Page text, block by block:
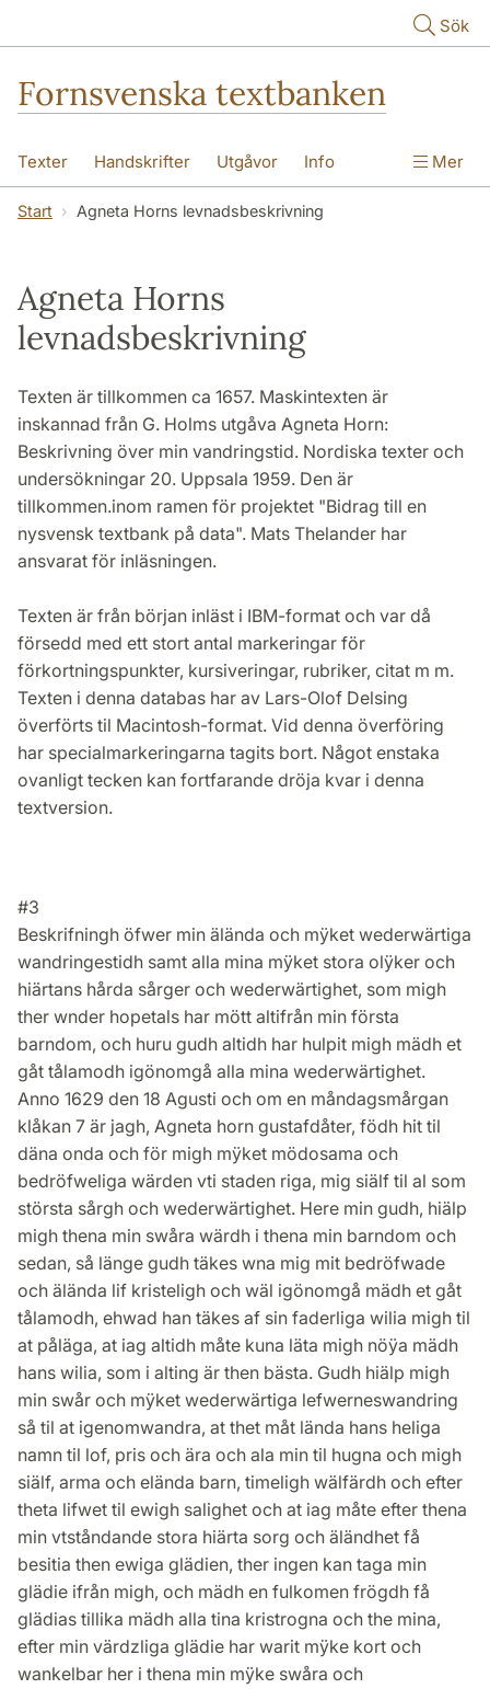
Sök
Fornsvenska textbanken
Texter Handskrifter Utgåvor Info Mer
Start Agneta Horns levnadsbeskrivning
Agneta Horns
levnadsbeskrivning
Texten är tillkommen ca 1657. Maskintexten är
inskannad från G. Holms utgåva Agneta Horn:
Beskrivning över min vandringstid. Nordiska texter och
undersökningar 20. Uppsala 1959. Den är
tillkommen.inom ramen för projektet "Bidrag till en
nysvensk textbank på data". Mats Thelander har
ansvarat för inläsningen.
Texten är från början inläst i IBM-format och var då
försedd med ett stort antal markeringar för
förkortningspunkter, kursiveringar, rubriker, citat m m.
Texten i denna databas har av Lars-Olof Delsing
överförts til Macintosh-format. Vid denna överföring
har specialmarkeringarna tagits bort. Något enstaka
ovanligt tecken kan fortfarande dröja kvar i denna
textversion.
#3
Beskrifningh öfwer min älända och mÿket wederwärtiga
wandringestidh samt alla mina mÿket stora olÿker och
hiärtans hårda sårger och wederwärtighet, som migh
ther wnder hopetals har mött altifrån min första
barndom, och huru gudh altidh har hulpit migh mädh et
gåt tålamodh igönomgå alla mina wederwärtighet.
Anno 1629 den 18 Agusti och om en måndagsmårgan
klåkan 7 är jagh, Agneta horn gustafdåter, födh hit til
däna onda och för migh mÿket mödosama och
bedröfweliga wärden vti staden riga, mig siälf til al som
största sårgh och wederwärtighet. Here min gudh, hiälp
migh thena min swåra wärdh i thena min barndom och
sedan, så länge gudh täkes wna mig mit bedröfwade
och älända lif kristeligh och wäl igönomgå mädh et gåt
tålamodh, ehwad han täkes af sin faderliga wilia migh til
at påläga, at iag altidh måte kuna läta migh nöÿa mädh
hans wilia, som i alting är then bästa. Gudh hiälp migh
min swår och mÿket wederwärtiga lefwerneswandring
så til at igenomwandra, at thet måt lända hans heliga
namn til lof, pris och ära och ala min til hugna och migh
siälf, arma och elända barn, timeligh wälfärdh och efter
theta lifwet til ewigh salighet och at iag måte efter thena
min vtståndande stora hiärta sorg och äländhet få
besitia then ewiga glädien, ther ingen kan taga min
glädie ifrån migh, och mädh en fulkomen frögdh få
glädias tillika mädh alla tina kristrogna och the mina,
efter min värdzliga glädie har warit mÿke kort och
wankelbar her i thena min mÿke swåra och